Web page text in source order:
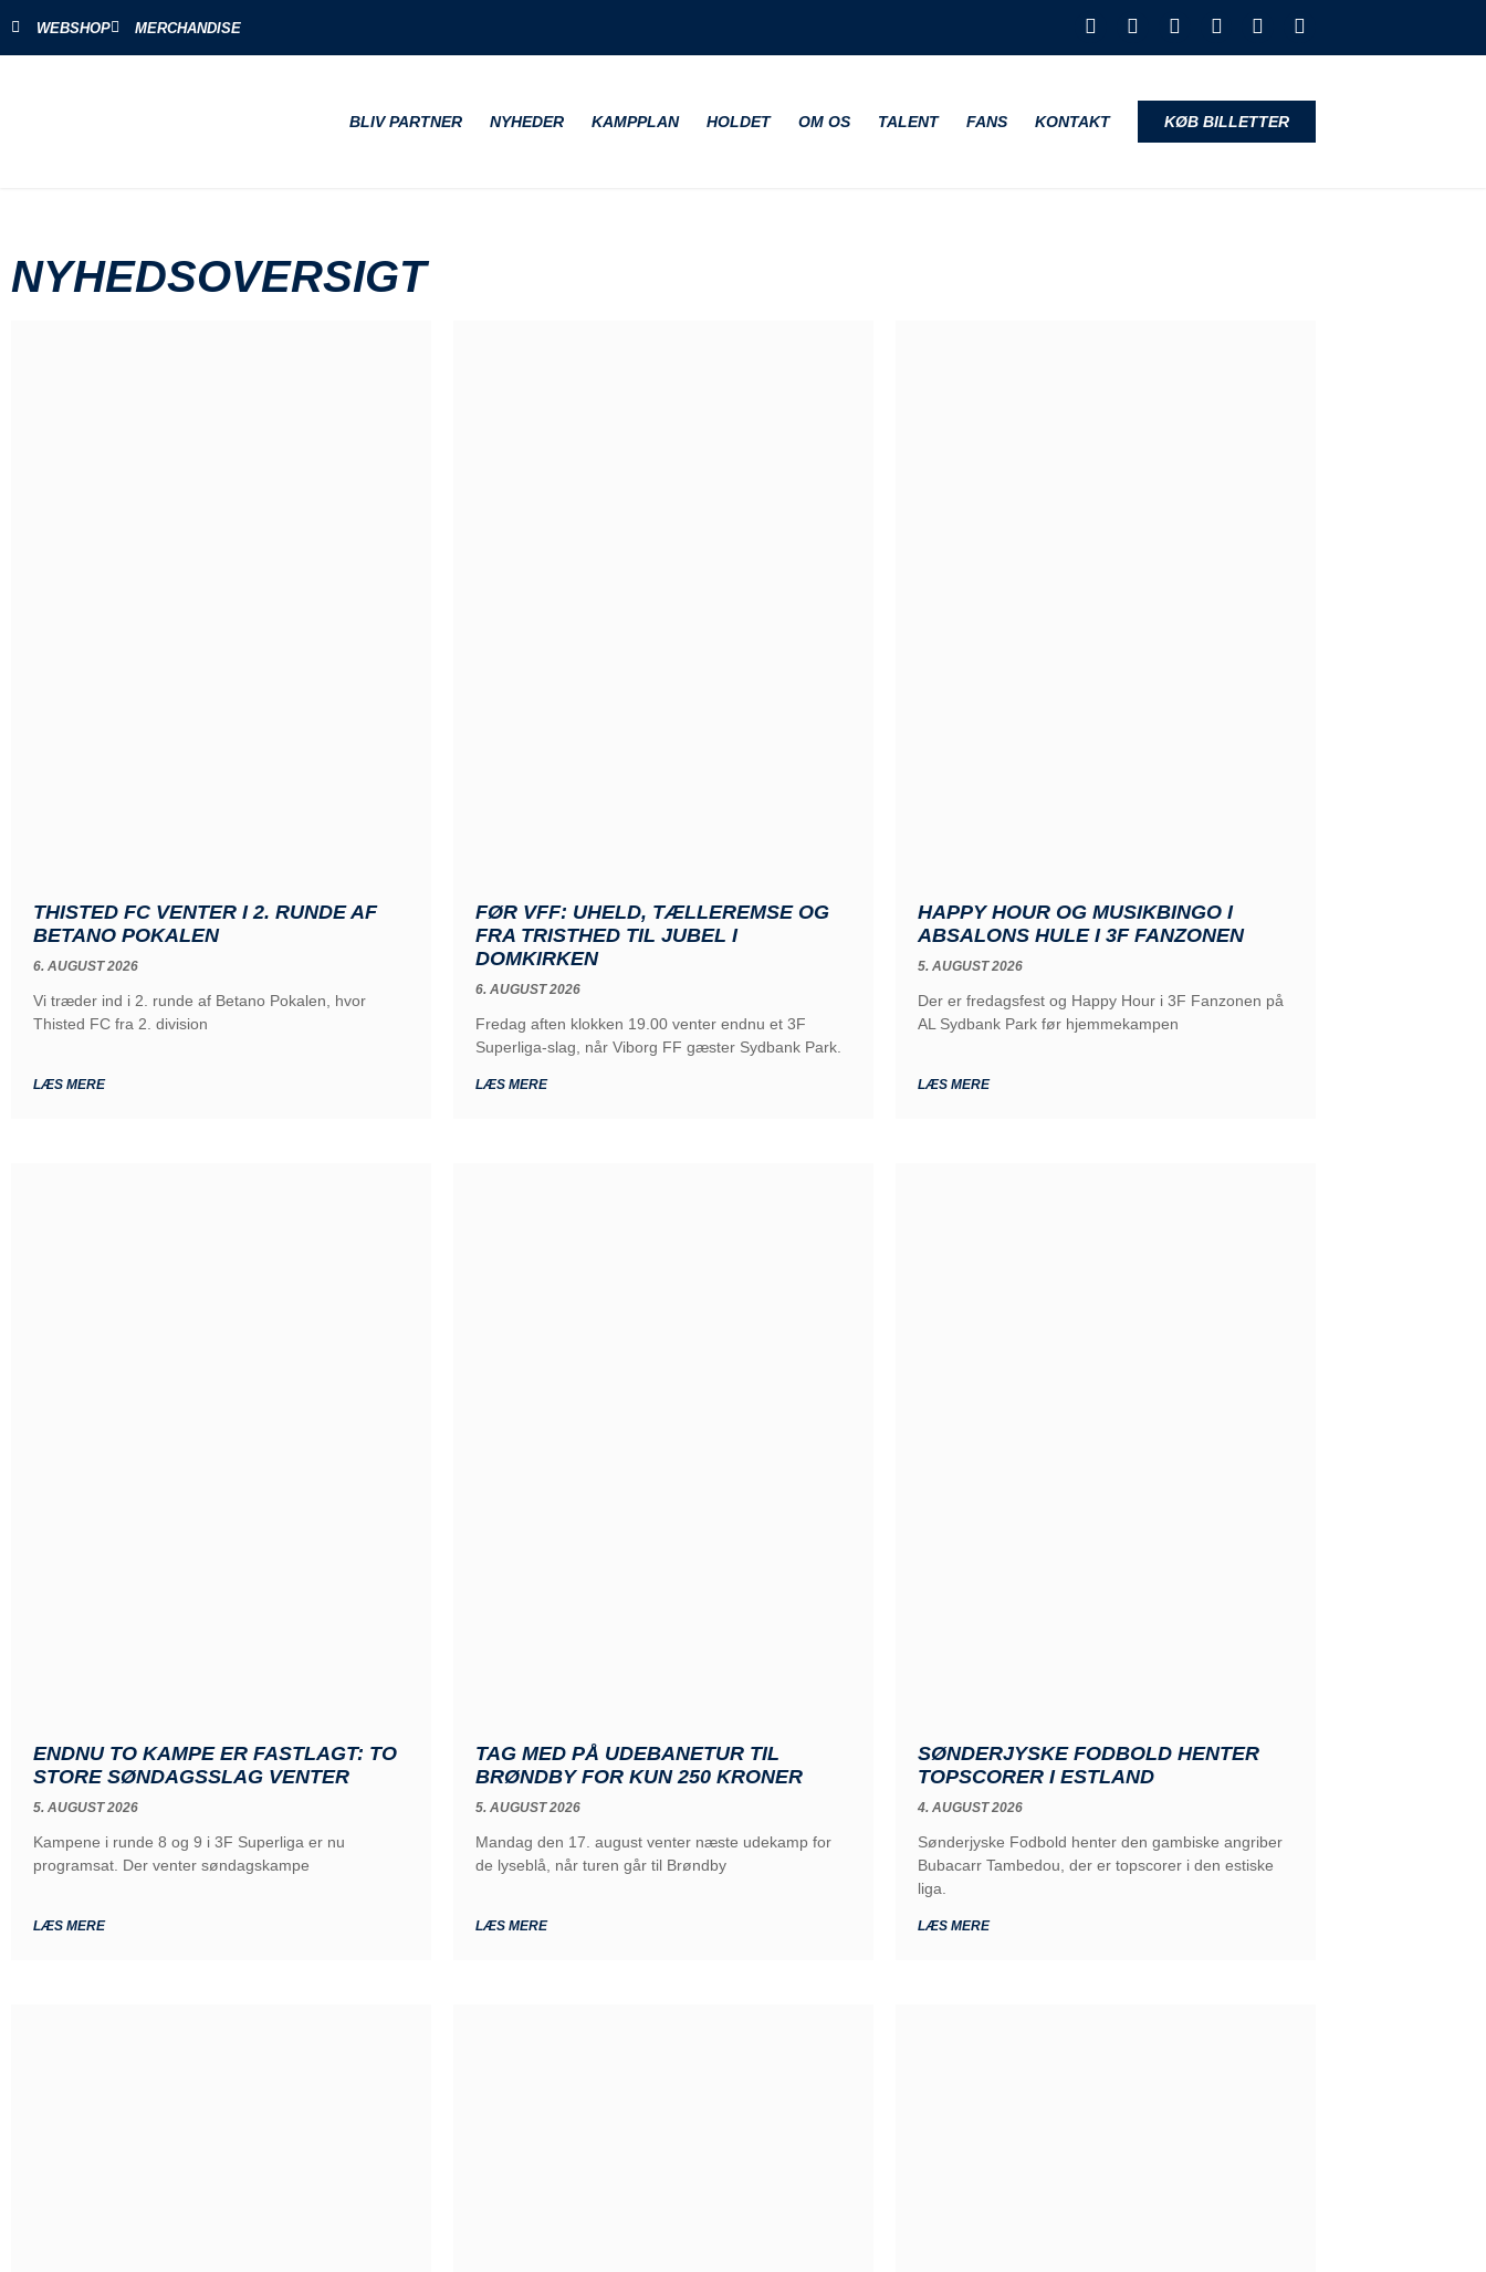
WEBSHOP MERCHANDISE
BLIV PARTNER NYHEDER KAMPPLAN HOLDET OM OS TALENT FANS KONTAKT KØB BILLETTER
NYHEDSOVERSIGT
THISTED FC VENTER I 2. RUNDE AF
BETANO POKALEN
6. AUGUST 2026
Vi træder ind i 2. runde af Betano Pokalen, hvor
Thisted FC fra 2. division
LÆS MERE
FØR VFF: UHELD, TÆLLEREMSE OG
FRA TRISTHED TIL JUBEL I
DOMKIRKEN
6. AUGUST 2026
Fredag aften klokken 19.00 venter endnu et 3F
Superliga-slag, når Viborg FF gæster Sydbank Park.
LÆS MERE
HAPPY HOUR OG MUSIKBINGO I
ABSALONS HULE I 3F FANZONEN
5. AUGUST 2026
Der er fredagsfest og Happy Hour i 3F Fanzonen på
AL Sydbank Park før hjemmekampen
LÆS MERE
ENDNU TO KAMPE ER FASTLAGT: TO
STORE SØNDAGSSLAG VENTER
5. AUGUST 2026
Kampene i runde 8 og 9 i 3F Superliga er nu
programsat. Der venter søndagskampe
LÆS MERE
TAG MED PÅ UDEBANETUR TIL
BRØNDBY FOR KUN 250 KRONER
5. AUGUST 2026
Mandag den 17. august venter næste udekamp for
de lyseblå, når turen går til Brøndby
LÆS MERE
SØNDERJYSKE FODBOLD HENTER
TOPSCORER I ESTLAND
4. AUGUST 2026
Sønderjyske Fodbold henter den gambiske angriber
Bubacarr Tambedou, der er topscorer i den estiske
liga.
LÆS MERE